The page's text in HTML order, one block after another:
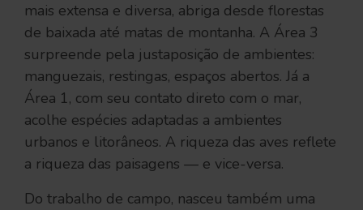
mais extensa e diversa, abriga desde florestas
de baixada até matas de montanha. A Área 3
surpreende pela justaposição de ambientes:
manguezais, restingas, espaços abertos. Já a
Área 1, com seu contato direto com o mar,
acolhe espécies adaptadas a ambientes
urbanos e litorâneos. A riqueza das aves reflete
a riqueza das paisagens — e vice-versa.
Do trabalho de campo, nasceu também uma